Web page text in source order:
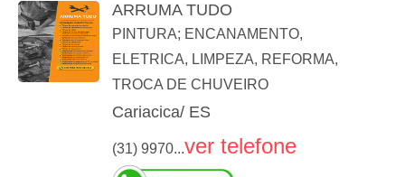
ARRUMA TUDO
PINTURA; ENCANAMENTO,
ELETRICA, LIMPEZA, REFORMA,
TROCA DE CHUVEIRO
Cariacica/ ES
(31) 9970...ver telefone